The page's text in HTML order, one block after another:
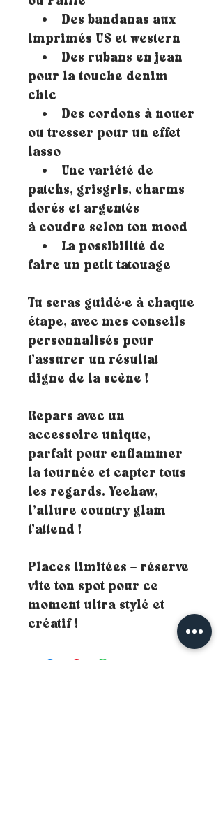
• Des bandanas aux
imprimés US et western
• Des rubans en jean
pour la touche denim
chic
• Des cordons à nouer
ou tresser pour un effet
lasso
• Une variété de
patchs, grisgris, charms
dorés et argentés
à coudre selon ton mood
• La possibilité de
faire un petit tatouage
Tu seras guidé·e à chaque
étape, avec mes conseils
personnalisés pour
t’assurer un résultat
digne de la scène !
Repars avec un
accessoire unique,
parfait pour enflammer
la tournée et capter tous
les regards. Yeehaw,
l’allure country-glam
t’attend !
Places limitées – réserve
vite ton spot pour ce
moment ultra stylé et
créatif !